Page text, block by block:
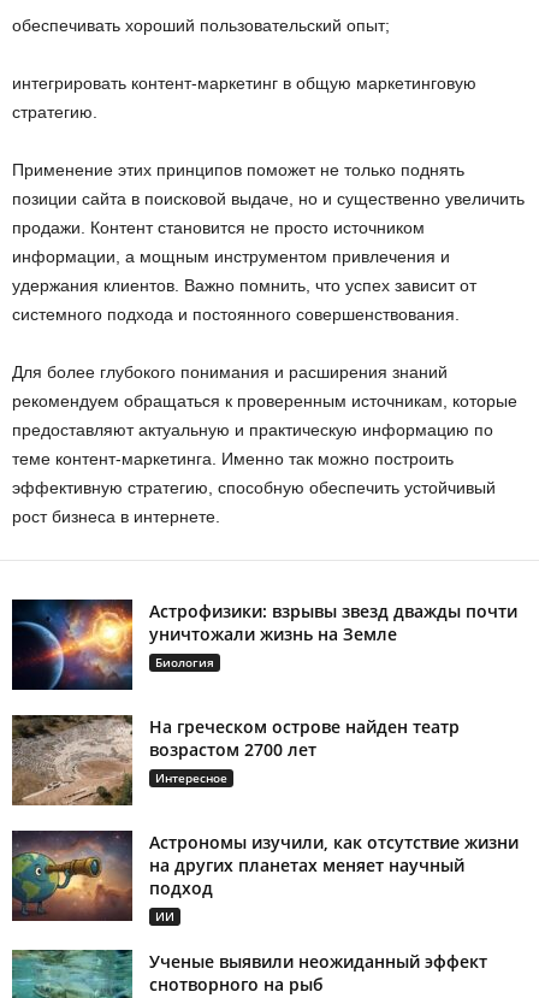
обеспечивать хороший пользовательский опыт;
интегрировать контент-маркетинг в общую маркетинговую
стратегию.
Применение этих принципов поможет не только поднять
позиции сайта в поисковой выдаче, но и существенно увеличить
продажи. Контент становится не просто источником
информации, а мощным инструментом привлечения и
удержания клиентов. Важно помнить, что успех зависит от
системного подхода и постоянного совершенствования.
Для более глубокого понимания и расширения знаний
рекомендуем обращаться к проверенным источникам, которые
предоставляют актуальную и практическую информацию по
теме контент-маркетинга. Именно так можно построить
эффективную стратегию, способную обеспечить устойчивый
рост бизнеса в интернете.
Астрофизики: взрывы звезд дважды почти
уничтожали жизнь на Земле
Биология
На греческом острове найден театр
возрастом 2700 лет
Интересное
Астрономы изучили, как отсутствие жизни
на других планетах меняет научный
подход
ИИ
Ученые выявили неожиданный эффект
снотворного на рыб